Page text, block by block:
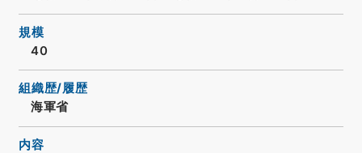
規模
40
組織歴/履歴
海軍省
内容